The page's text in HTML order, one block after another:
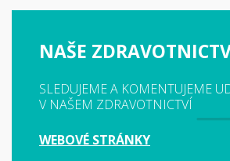
NAŠE
SLEDUJEME A KOMENTUJEME
V NAŠEM ZDRAVOTNICTVÍ
WEBOVÉ STRÁNKY